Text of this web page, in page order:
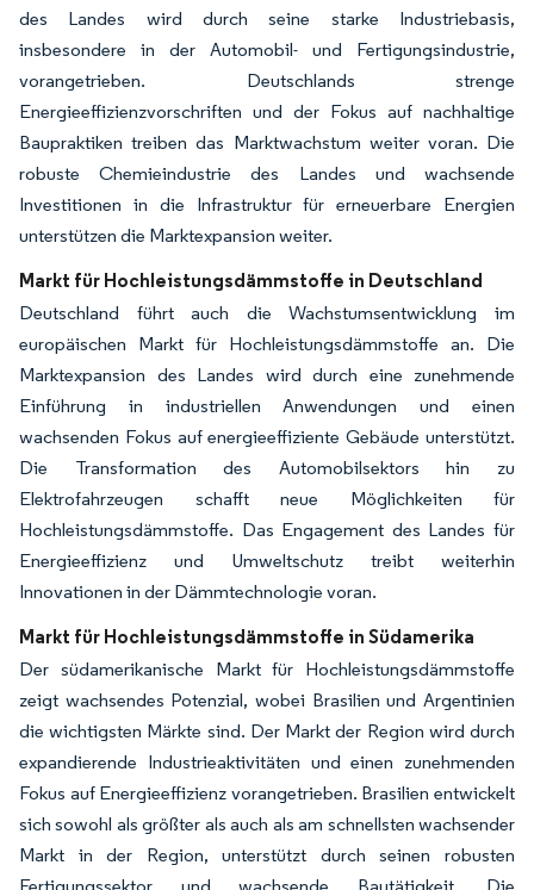
des Landes wird durch seine starke Industriebasis,
insbesondere in der Automobil- und Fertigungsindustrie,
vorangetrieben. Deutschlands strenge
Energieeffizienzvorschriften und der Fokus auf nachhaltige
Baupraktiken treiben das Marktwachstum weiter voran. Die
robuste Chemieindustrie des Landes und wachsende
Investitionen in die Infrastruktur für erneuerbare Energien
unterstützen die Marktexpansion weiter.
Markt für Hochleistungsdämmstoffe in Deutschland
Deutschland führt auch die Wachstumsentwicklung im
europäischen Markt für Hochleistungsdämmstoffe an. Die
Marktexpansion des Landes wird durch eine zunehmende
Einführung in industriellen Anwendungen und einen
wachsenden Fokus auf energieeffiziente Gebäude unterstützt.
Die Transformation des Automobilsektors hin zu
Elektrofahrzeugen schafft neue Möglichkeiten für
Hochleistungsdämmstoffe. Das Engagement des Landes für
Energieeffizienz und Umweltschutz treibt weiterhin
Innovationen in der Dämm­technologie voran.
Markt für Hochleistungsdämmstoffe in Südamerika
Der südamerikanische Markt für Hochleistungsdämmstoffe
zeigt wachsendes Potenzial, wobei Brasilien und Argentinien
die wichtigsten Märkte sind. Der Markt der Region wird durch
expandierende Industrieaktivitäten und einen zunehmenden
Fokus auf Energieeffizienz vorangetrieben. Brasilien entwickelt
sich sowohl als größter als auch als am schnellsten wachsender
Markt in der Region, unterstützt durch seinen robusten
Fertigungssektor und wachsende Bautätigkeit. Die